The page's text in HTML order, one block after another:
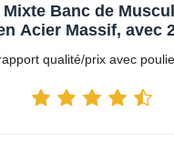
Banc de
Acier Massif, avec
Rouge, 145.5 x
qualité/prix avec poulie